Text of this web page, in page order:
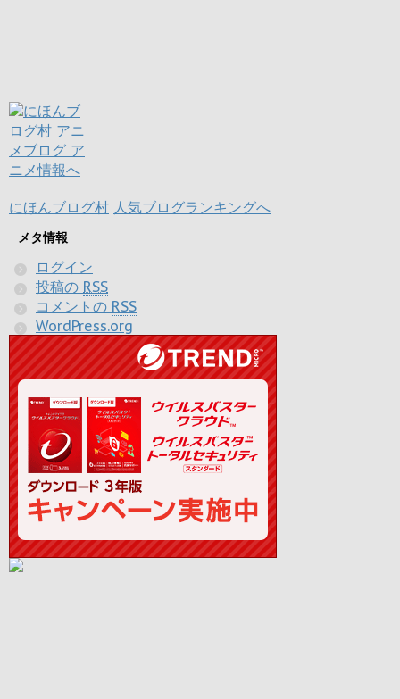
にほんブログ村 人気ブログランキングへ
メタ情報
ログイン
投稿の RSS
コメントの RSS
WordPress.org